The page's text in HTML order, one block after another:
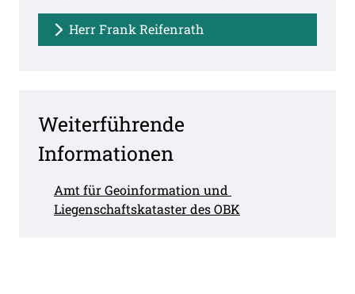
Herr Frank Reifenrath
Weiterführende
Informationen
Amt für Geoinformation und
Liegenschaftskataster des OBK